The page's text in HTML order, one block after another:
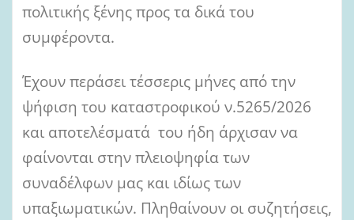
πολιτικής ξένης προς τα δικά του
συμφέροντα.
Έχουν περάσει τέσσερις μήνες από την
ψήφιση του καταστροφικού ν.5265/2026
και αποτελέσματά του ήδη άρχισαν να
φαίνονται στην πλειοψηφία των
συναδέλφων μας και ιδίως των
υπαξιωματικών. Πληθαίνουν οι συζητήσεις,